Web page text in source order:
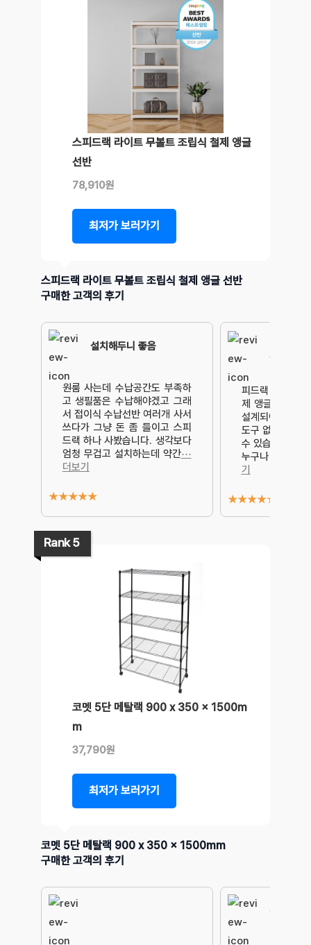
스피드랙 라이트 무볼트 조립식 철제 앵글
선반
78,910원
최저가 보러가기
스피드랙 라이트 무볼트 조립식 철제 앵글 선반
구매한 고객의 후기
설치해두니 좋음
원룸 사는데 수납공간도 부족하
고 생필품은 수납해야겠고 그래
서 접이식 수납선반 여러개 사서
쓰다가 그냥 돈 좀 들이고 스피
드랙 하나 사봤습니다. 생각보다
엄청 무겁고 설치하는데 약간⋯
더보기
★★★★★
활용에 좋
피드랙 라이트
제 앵글 5단 선
설계되어 있어,
도구 없이 간단
수 있습니다. 설
누구나 쉽게 조
기
★★★★★
Rank 5
코멧 5단 메탈랙 900 x 350 x 1500m
m
37,790원
최저가 보러가기
코멧 5단 메탈랙 900 x 350 x 1500mm
구매한 고객의 후기
식물선반